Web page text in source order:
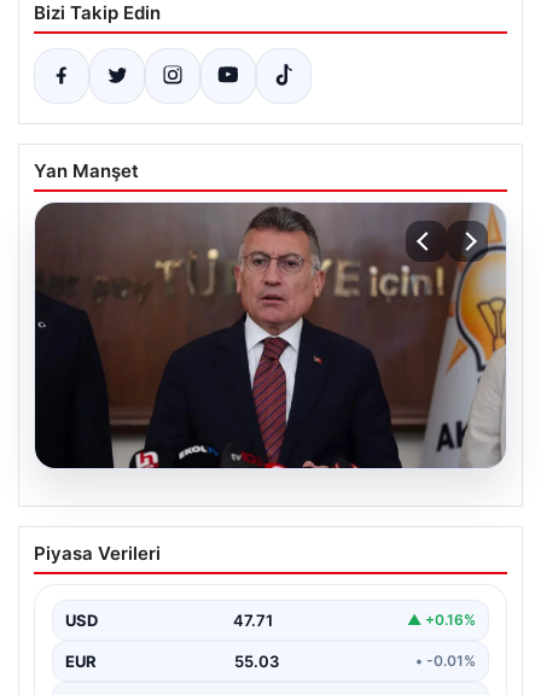
Bizi Takip Edin
Yan Manşet
AKP’den ‘çerçeve yasa’ açıklaması:
Süreç ve beklentiler
toplantısını yarın gerçekleştireceklerini belirtti. Güler,
kanun…
Piyasa Verileri
USD 47.71 ▲ +0.16%
EUR 55.03 • -0.01%